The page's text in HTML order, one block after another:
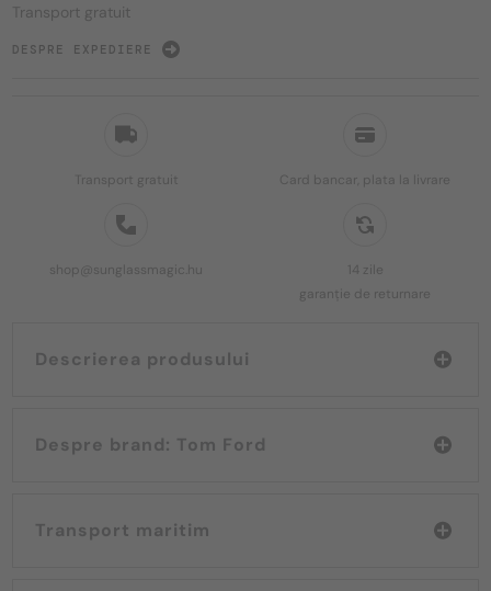
Transport gratuit Card bancar, plata la livrare
shop@sunglassmagic.hu
14 zile
garanție de returnare
Descrierea produsului
Despre brand: Tom Ford
Transport maritim
Transport gratuit
DESPRE EXPEDIERE